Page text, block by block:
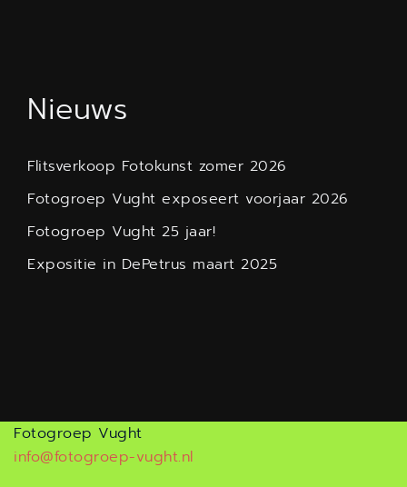
Nieuws
Flitsverkoop Fotokunst zomer 2026
Fotogroep Vught exposeert voorjaar 2026
Fotogroep Vught 25 jaar!
Expositie in DePetrus maart 2025
Fotogroep Vught
info@fotogroep-vught.nl